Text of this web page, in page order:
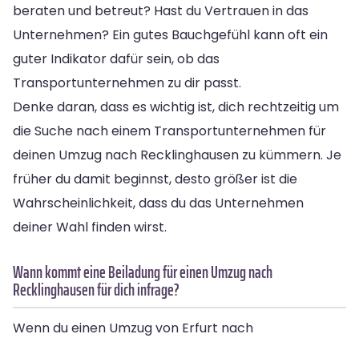
beraten und betreut? Hast du Vertrauen in das
Unternehmen? Ein gutes Bauchgefühl kann oft ein
guter Indikator dafür sein, ob das
Transportunternehmen zu dir passt.
Denke daran, dass es wichtig ist, dich rechtzeitig um
die Suche nach einem Transportunternehmen für
deinen Umzug nach Recklinghausen zu kümmern. Je
früher du damit beginnst, desto größer ist die
Wahrscheinlichkeit, dass du das Unternehmen
deiner Wahl finden wirst.
Wann kommt eine Beiladung für einen Umzug nach
Recklinghausen für dich infrage?
Wenn du einen Umzug von Erfurt nach